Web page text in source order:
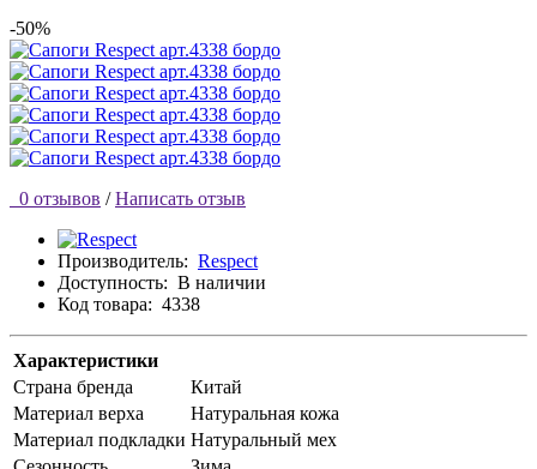
-50%
0 отзывов / Написать отзыв
Производитель: Respect
Доступность: В наличии
Код товара: 4338
Характеристики
Страна бренда
Китай
Материал верха
Натуральная кожа
Материал подкладки Натуральный мех